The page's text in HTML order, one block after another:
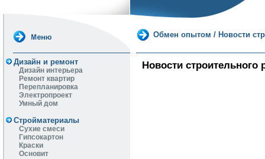
Дизайн и ремонт
Дизайн интерьера
Ремонт квартир
Перепланировка
Электропроект
Умный дом
Стройматериалы
Сухие смеси
Гипсокартон
Краски
Основит
Обмен опытом / Новости
Новости строительного